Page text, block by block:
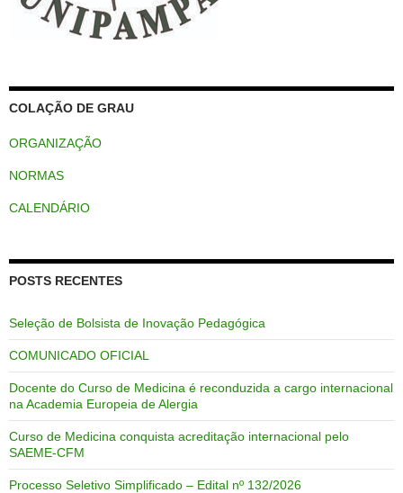
COLAÇÃO DE GRAU
ORGANIZAÇÃO
NORMAS
CALENDÁRIO
POSTS RECENTES
Seleção de Bolsista de Inovação Pedagógica
COMUNICADO OFICIAL
Docente do Curso de Medicina é reconduzida a cargo internacional
na Academia Europeia de Alergia
Curso de Medicina conquista acreditação internacional pelo
SAEME-CFM
Processo Seletivo Simplificado – Edital nº 132/2026